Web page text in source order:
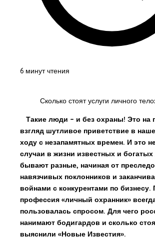
6 минут чтения
Сколько стоят услуги личного
Такие люди – и без охраны! Это на
взгляд шутливое приветствие в
ходу с незапамятных времен. И это
случаи в жизни известных и
бывают разные, начиная от
навязчивых поклонников и
войнами с конкурентами по бизнесу.
профессия «личный охранник»
пользовалась спросом. Для чего
нанимают бодигардов и сколько
выяснили «Новые Известия».